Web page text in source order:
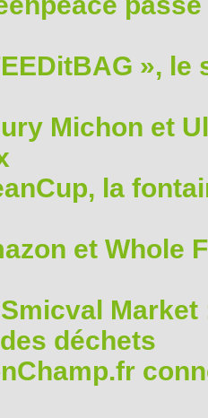
», le
Michon et
la
et Whole
déchets